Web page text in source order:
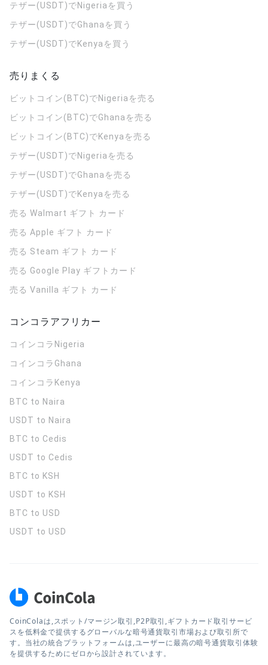
テザー(USDT)でNigeriaを買う
テザー(USDT)でGhanaを買う
テザー(USDT)でKenyaを買う
売りまくる
ビットコイン(BTC)でNigeriaを売る
ビットコイン(BTC)でGhanaを売る
ビットコイン(BTC)でKenyaを売る
テザー(USDT)でNigeriaを売る
テザー(USDT)でGhanaを売る
テザー(USDT)でKenyaを売る
売る Walmart ギフト カード
売る Apple ギフト カード
売る Steam ギフト カード
売る Google Play ギフトカード
売る Vanilla ギフト カード
コンコラアフリカー
コインコラ Nigeria
コインコラ Ghana
コインコラ Kenya
BTC to Naira
USDT to Naira
BTC to Cedis
USDT to Cedis
BTC to KSH
USDT to KSH
BTC to USD
USDT to USD
CoinColaは,スポット/マージン取引,P2P取引,ギフトカード取引サービ
スを低料金で提供するグローバルな暗号通貨取引市場および取引所で
す。当社の統合プラットフォームは,ユーザーに最高の暗号通貨取引体験
を提供するためにゼロから設計されています。